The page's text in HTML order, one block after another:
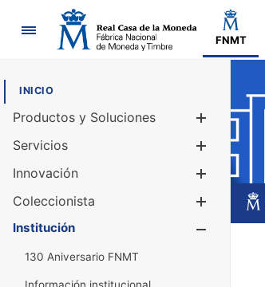
Navegación
FNMT
INICIO
Productos y Soluciones
Servicios
Innovación
Coleccionista
Institución
130 Aniversario FNMT